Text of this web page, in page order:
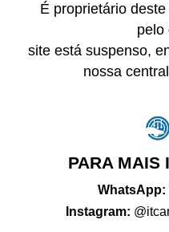
É proprietário
pelo
site está suspenso,
nossa
PARA MAIS
WhatsApp:
Instagram: